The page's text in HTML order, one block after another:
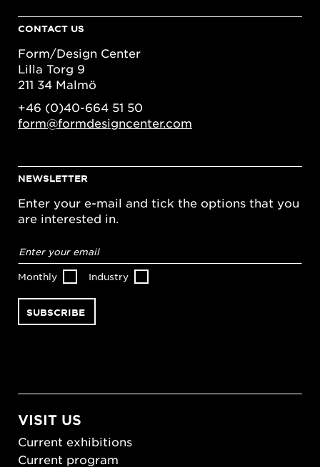
CONTACT US
Form/Design Center
Lilla Torg 9
211 34 Malmö
+46 (0)40-664 51 50
form@formdesigncenter.com
NEWSLETTER
Enter your e-mail and tick the options that you
are interested in.
address*
Monthly Industry
VISIT US
Current exhibitions
Current program